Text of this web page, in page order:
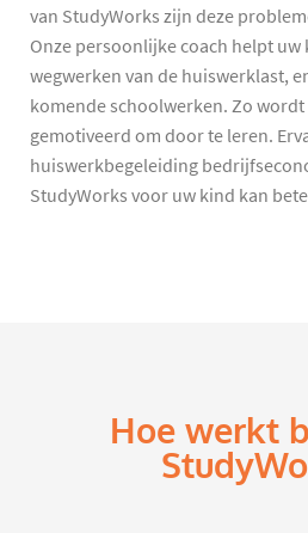
van StudyWorks zijn deze
Onze persoonlijke coach helpt uw
wegwerken van de huiswerklast,
komende schoolwerken. Zo
gemotiveerd om door te leren.
huiswerkbegeleiding
StudyWorks voor uw kind kan
Hoe werkt